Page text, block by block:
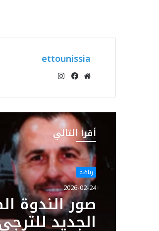
ettounissia
الويب
أقرأ التالي
رياضة
2026-02-24
صور الندوة
الجديد